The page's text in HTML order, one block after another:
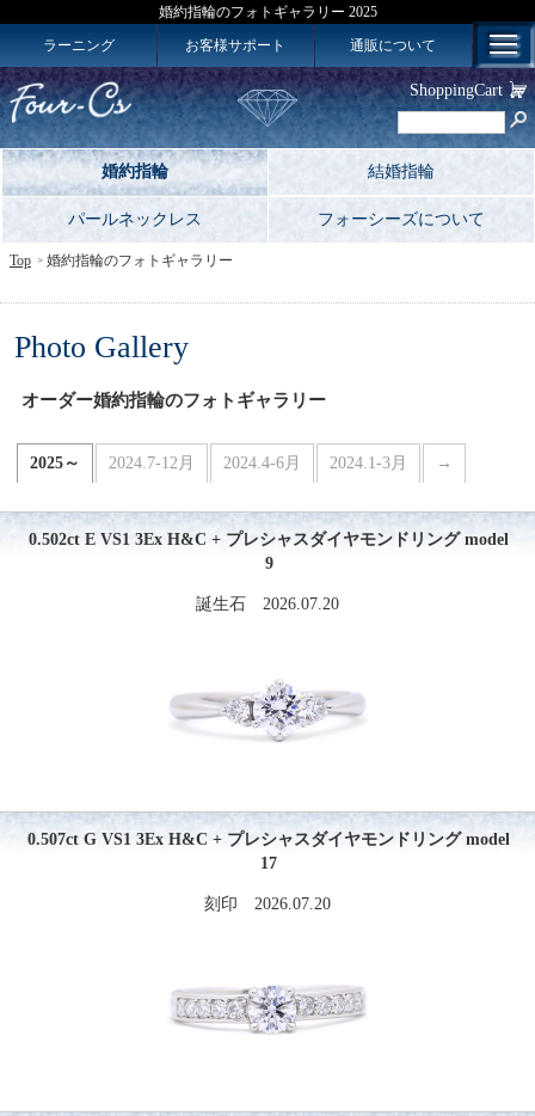
婚約指輪のフォトギャラリー 2025
ラーニング
お客様サポート 通販について
婚約指輪 結婚指輪
パールネックレス フォーシーズについて
Photo Gallery
オーダー婚約指輪のフォトギャラリー
2025～ 2024.7-12月 2024.4-6月 2024.1-3月 →
0.502ct E VS1 3Ex H&C + プレシャスダイヤモンドリング model
9
誕生石 2026.07.20
0.507ct G VS1 3Ex H&C + プレシャスダイヤモンドリング model
17
刻印 2026.07.20
Top 婚約指輪のフォトギャラリー
ShoppingCart